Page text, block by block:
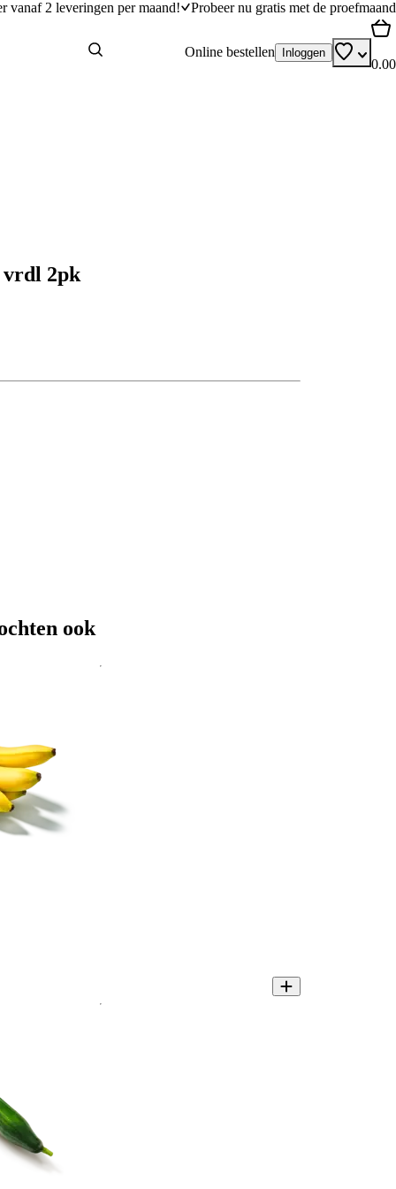
vanaf 2 leveringen per maand! Probeer nu gratis met de proefmaand
Online bestellen Inloggen
0.00
vrdl 2pk
ook